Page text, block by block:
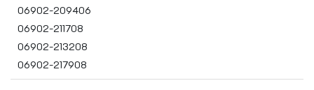
06902-209406
06902-211708
06902-213208
06902-217908